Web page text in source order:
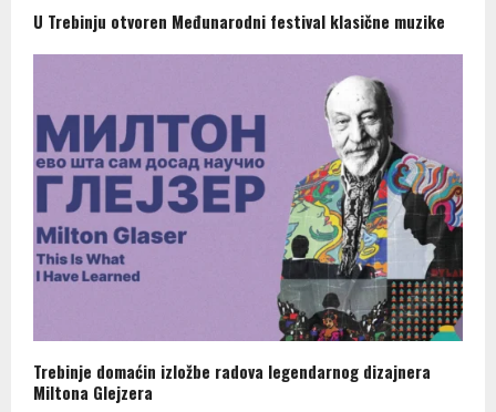
U Trebinju otvoren Međunarodni festival klasične muzike
Trebinje domaćin izložbe radova legendarnog dizajnera
Miltona Glejzera